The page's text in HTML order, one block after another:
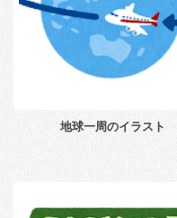
地球一周のイラスト